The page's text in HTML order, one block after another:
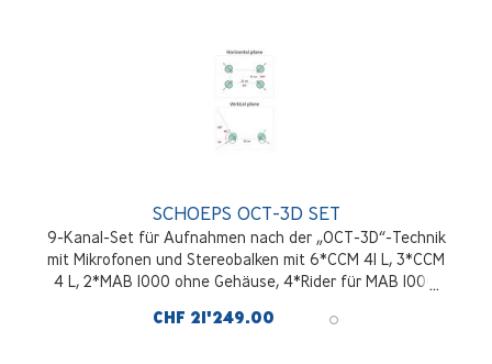
SCHOEPS OCT-3D SET
9-Kanal-Set für Aufnahmen nach der „OCT-3D“-Technik
mit Mikrofonen und Stereobalken mit 6*CCM 41 L, 3*CCM
4 L, 2*MAB 1000 ohne Gehäuse, 4*Rider für MAB 1000,
CHF 21'249.00